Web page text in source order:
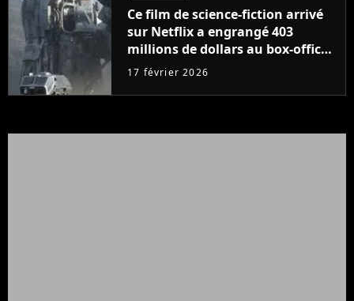
Ce film de science-fiction arrivé
sur Netflix a engrangé 403
millions de dollars au box-office
et fait revivre l'une des sagas les
temps
17 février 2026